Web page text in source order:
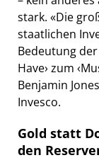
stark. «Die
staatlichen
Bedeutung
Have› zum
Benjamin
Invesco.
Gold statt
den